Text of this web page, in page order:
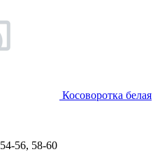
Косоворотка белая
54-56, 58-60